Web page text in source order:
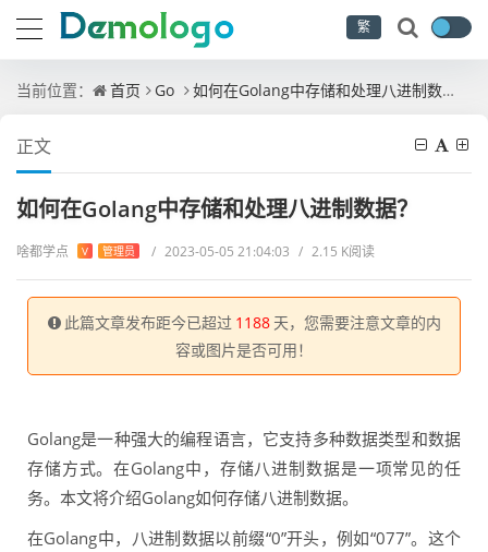
繁
当前位置： 首页 Go 如何在Golang中存储和处理八进制数据？
正文
如何在Golang中存储和处理八进制数据？
啥都学点 V 管理员 / 2023-05-05 21:04:03 / 2.15 K阅读
此篇文章发布距今已超过 1188 天，您需要注意文章的内
容或图片是否可用！
Golang是一种强大的编程语言，它支持多种数据类型和数据
存储方式。在Golang中，存储八进制数据是一项常见的任
务。本文将介绍Golang如何存储八进制数据。
在Golang中，八进制数据以前缀“0”开头，例如“077”。这个